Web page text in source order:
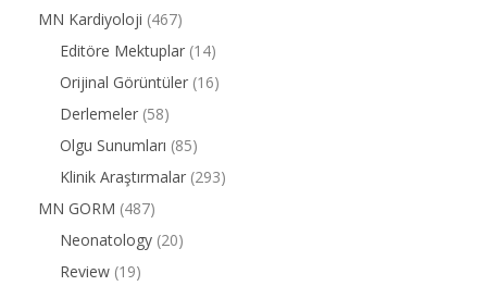
MN Kardiyoloji (467)
Editöre Mektuplar (14)
Orijinal Görüntüler (16)
Derlemeler (58)
Olgu Sunumları (85)
Klinik Araştırmalar (293)
MN GORM (487)
Neonatology (20)
Review (19)